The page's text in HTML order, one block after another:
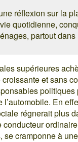
réflexion sur la
quotidienne,
partout dans
supérieures
et sans
l’automobile. En
régnerait plus
conducteur
se cramponne à